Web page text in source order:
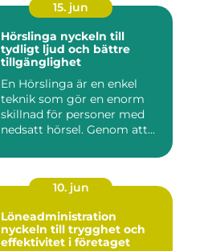
15. jun
Hörslinga nyckeln till
tydligt ljud och bättre
tillgänglighet
En Hörslinga är en enkel
teknik som gör en enorm
skillnad för personer med
nedsatt hörsel. Genom att...
10. jun
Löneadministration
nyckeln till trygghet och
effektivitet i företaget